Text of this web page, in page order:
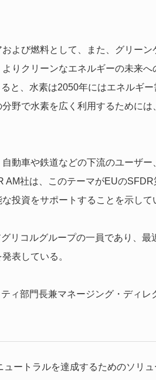
よび燃料として、また、グリー
りクリーンなエネルギーの未来
と、水素は2050年にはエネルギ
野で水素を広く利用するために
動車や鉄道などの下流のユーザ
AM社は、このテーマがEUの
投資をサポートすることを示して
リコルグループの一員であり、最
表している。
ィ部門長兼マネージング・ディ
ュートラルを達成するためのソリ